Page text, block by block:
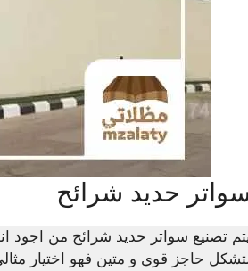
سواتر حديد شرائح
تصنيع سواتر حديد شرائح من اجود
حاجز قوي و متين فهو اختيار